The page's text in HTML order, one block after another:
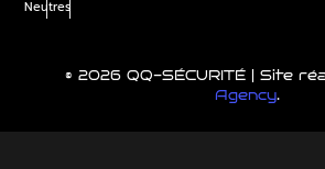
Neutres
© 2026 QQ-SÉCURITÉ | Site
Agency.